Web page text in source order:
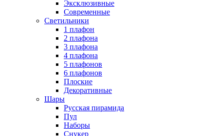
Эксклюзивные
Современные
Светильники
1 плафон
2 плафона
3 плафона
4 плафона
5 плафонов
6 плафонов
Плоские
Декоративные
Шары
Русская пирамида
Пул
Наборы
Снукер